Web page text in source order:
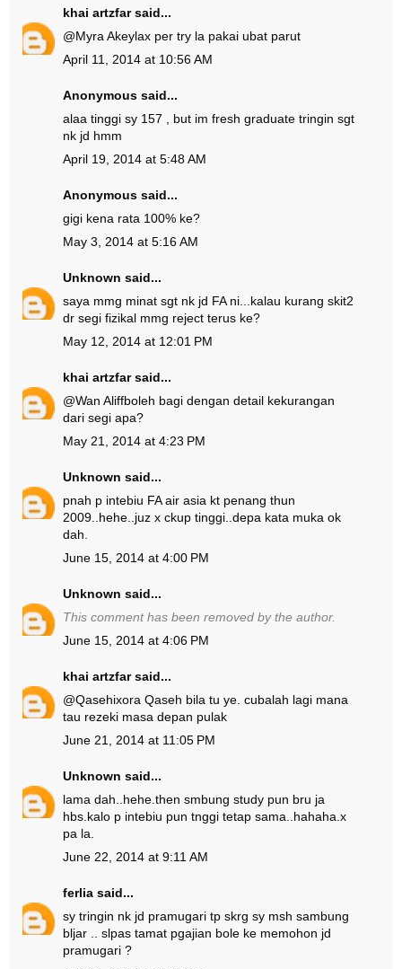
khai artzfarsaid...
@Myra Akeylax per try la pakai ubat parut
April 11, 2014 at 10:56 AM
Anonymous said...
alaa tinggi sy 157 , but im fresh graduate tringin sgt
nk jd hmm
April 19, 2014 at 5:48 AM
Anonymous said...
gigi kena rata 100% ke?
May 3, 2014 at 5:16 AM
Unknown said...
saya mmg minat sgt nk jd FA ni...kalau kurang skit2
dr segi fizikal mmg reject terus ke?
May 12, 2014 at 12:01 PM
khai artzfarsaid...
@Wan Aliffboleh bagi dengan detail kekurangan
dari segi apa?
May 21, 2014 at 4:23 PM
Unknown said...
pnah p intebiu FA air asia kt penang thun
2009..hehe..juz x ckup tinggi..depa kata muka ok
dah.
June 15, 2014 at 4:00 PM
Unknown said...
This comment has been removed by the author.
June 15, 2014 at 4:06 PM
khai artzfarsaid...
@Qasehixora Qaseh bila tu ye. cubalah lagi mana
tau rezeki masa depan pulak
June 21, 2014 at 11:05 PM
Unknown said...
lama dah..hehe.then smbung study pun bru ja
hbs.kalo p intebiu pun tnggi tetap sama..hahaha.x
pa la.
June 22, 2014 at 9:11 AM
ferlia said...
sy tringin nk jd pramugari tp skrg sy msh sambung
bljar .. slpas tamat pgajian bole ke memohon jd
pramugari ?